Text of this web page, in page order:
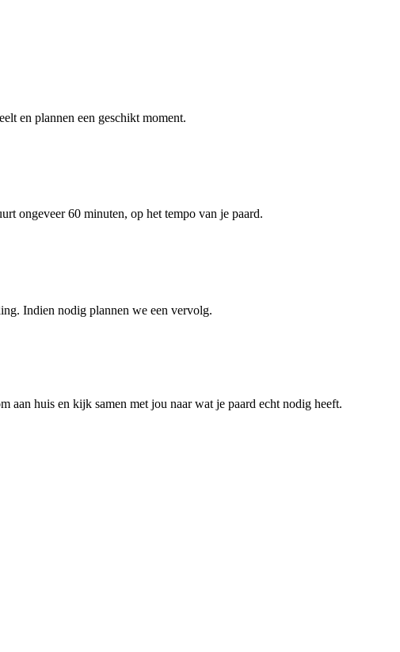
en plannen een geschikt moment.
ongeveer 60 minuten, op het tempo van je paard.
Indien nodig plannen we een vervolg.
huis en kijk samen met jou naar wat je paard echt nodig heeft.